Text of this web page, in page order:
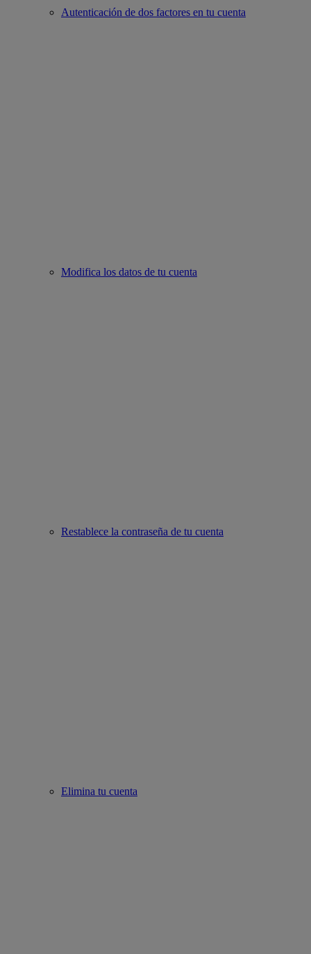
Autenticación de dos factores en tu cuenta
Modifica los datos de tu cuenta
Restablece la contraseña de tu cuenta
Elimina tu cuenta